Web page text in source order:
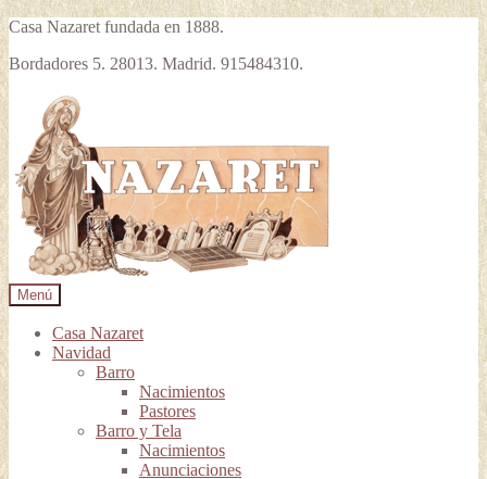
Casa Nazaret fundada en 1888.
Bordadores 5. 28013. Madrid. 915484310.
la
navegación
contenido
Menú
Casa Nazaret
Navidad
Barro
Nacimientos
Pastores
Barro y Tela
Nacimientos
Anunciaciones